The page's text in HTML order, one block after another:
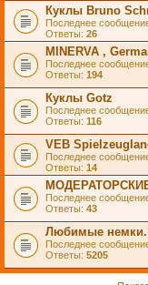
Куклы Bruno
Последнее
Ответы: 26
MINERVA ,
Последнее
Ответы: 194
Куклы Gotz
Последнее
Ответы: 116
VEB
Последнее
Ответы: 14
Последнее
Ответы: 43
Любимые немки.
Последнее
Ответы: 5205